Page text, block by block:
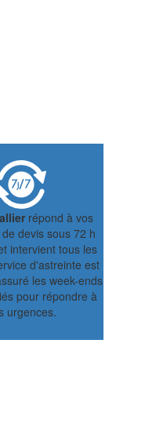
répond à vos
devis sous 72 h
intervient tous les
d'astreinte est
les week-ends
pour répondre à
urgences.